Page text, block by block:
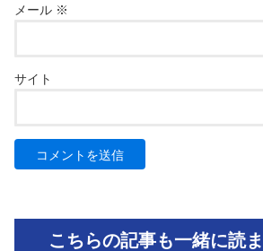
メール ※
サイト
こちらの記事も一緒に読